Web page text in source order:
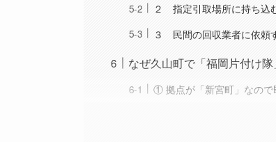
２ 指定引取場所に持ち込
３ 民間の回収業者に依頼
なぜ久山町で「福岡片付け隊
① 拠点が「新宮町」なので